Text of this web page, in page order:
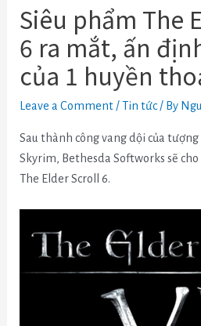
Siêu phẩm The
6 ra mắt, ấn
của 1 huyền
Leave a Comment /Tin tức / By
Sau thành công vang dội của
Skyrim, Bethesda Softworks sẽ
The Elder Scroll 6.